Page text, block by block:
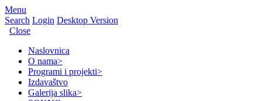
Menu
Search Login Desktop Version
Close
Naslovnica
O nama>
Programi i projekti>
Izdavaštvo
Galerija slika>